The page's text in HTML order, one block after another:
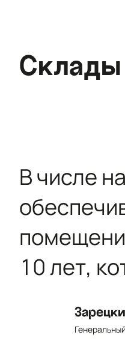
Склады
В числе
10 лет,